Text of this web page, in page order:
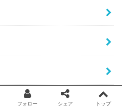
フォロー シェア トップ
facebook